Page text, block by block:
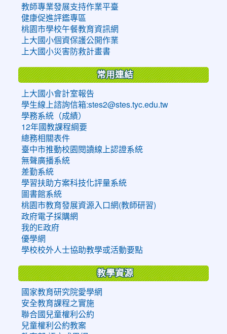
教師專業發展支持作業平臺
健康促進評鑑專區
桃園市學校午餐教育資訊網
上大國小個資保護公開作業
上大國小災害防救計畫書
常用連結
上大國小會計室報告
學生線上諮詢信箱:stes2@stes.tyc.edu.tw
學務系統（成績）
12年國教課程綱要
總務相關表件
臺中市推動校園閱讀線上認證系統
無聲廣播系統
差勤系統
學習扶助方案科技化評量系統
圖書館系統
桃園市教育發展資源入口網(教師研習)
政府電子採購網
我的E政府
優學網
學校校外人士協助教學或活動要點
教學資源
國家教育研究院愛學網
安全教育課程之實施
聯合國兒童權利公約
兒童權利公約教案